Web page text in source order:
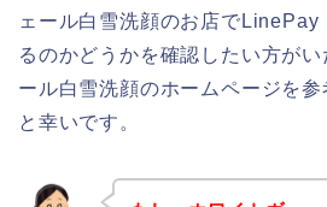
ェール白雪洗顔のお店でLinePay
るのかどうかを確認したい方が
ール白雪洗顔のホームページを
と幸いです。